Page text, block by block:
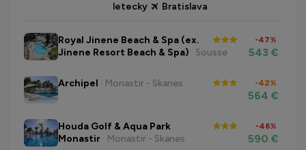
letecky Bratislava
Royal Jinene Beach & Spa (ex.
Jinene Resort Beach & Spa) · Sousse
-47%
543 €
Archipel · Monastir - Skanes -42%
564 €
Houda Golf & Aqua Park
Monastir · Monastir - Skanes
-46%
590 €